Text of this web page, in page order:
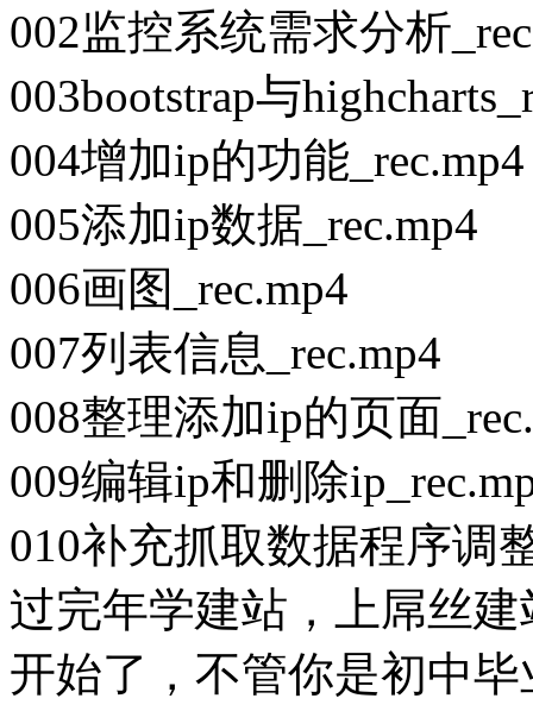
002监控系统需求分析
003bootstrap与
004增加ip的功能_rec.mp4
005添加ip数据_rec.mp4
006画图_rec.mp4
007列表信息_rec.mp4
008整理添加ip的页面
009编辑ip和删除
010补充抓取数据程序调
过完年学建站，上屌丝
开始了，不管你是初中